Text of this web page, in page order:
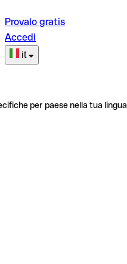
Provalo gratis
Accedi
it
per paese nella tua lingua